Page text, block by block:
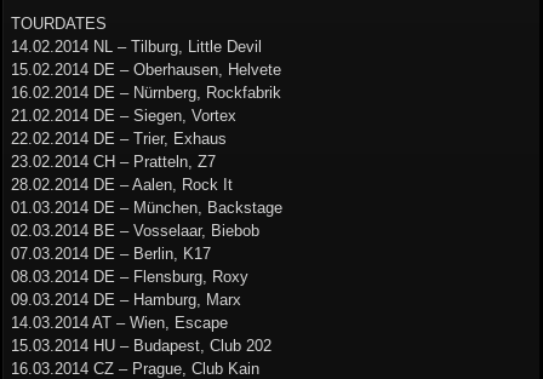
TOURDATES
14.02.2014 NL – Tilburg, Little Devil
15.02.2014 DE – Oberhausen, Helvete
16.02.2014 DE – Nürnberg, Rockfabrik
21.02.2014 DE – Siegen, Vortex
22.02.2014 DE – Trier, Exhaus
23.02.2014 CH – Pratteln, Z7
28.02.2014 DE – Aalen, Rock It
01.03.2014 DE – München, Backstage
02.03.2014 BE – Vosselaar, Biebob
07.03.2014 DE – Berlin, K17
08.03.2014 DE – Flensburg, Roxy
09.03.2014 DE – Hamburg, Marx
14.03.2014 AT – Wien, Escape
15.03.2014 HU – Budapest, Club 202
16.03.2014 CZ – Prague, Club Kain